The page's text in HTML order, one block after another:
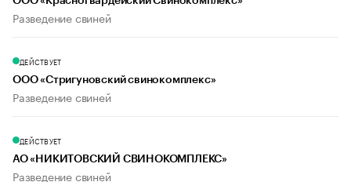
Разведение свиней
ДЕЙСТВУЕТ
ООО «Стригуновский свинокомплекс»
Разведение свиней
ДЕЙСТВУЕТ
АО «НИКИТОВСКИЙ СВИНОКОМПЛЕКС»
Разведение свиней